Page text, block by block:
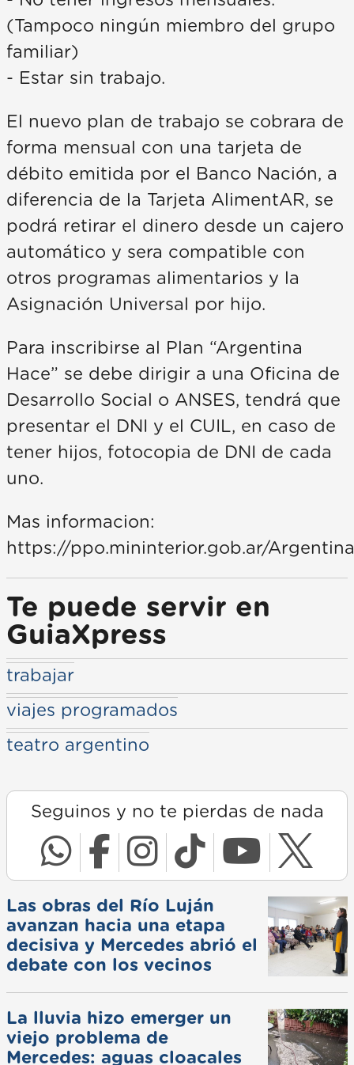
(Tampoco ningún miembro del grupo
familiar)
- Estar sin trabajo.
El nuevo plan de trabajo se cobrara de
forma mensual con una tarjeta de
débito emitida por el Banco Nación, a
diferencia de la Tarjeta AlimentAR, se
podrá retirar el dinero desde un cajero
automático y sera compatible con
otros programas alimentarios y la
Asignación Universal por hijo.
Para inscribirse al Plan “Argentina
Hace” se debe dirigir a una Oficina de
Desarrollo Social o ANSES, tendrá que
presentar el DNI y el CUIL, en caso de
tener hijos, fotocopia de DNI de cada
uno.
Mas informacion:
https://ppo.mininterior.gob.ar/
Te puede servir en
GuiaXpress
trabajar
viajes programados
teatro argentino
Seguinos y no te pierdas de nada
Las obras del Río Luján
avanzan hacia una etapa
decisiva y Mercedes abrió el
debate con los vecinos
La lluvia hizo emerger un
viejo problema de
Mercedes: aguas cloacales